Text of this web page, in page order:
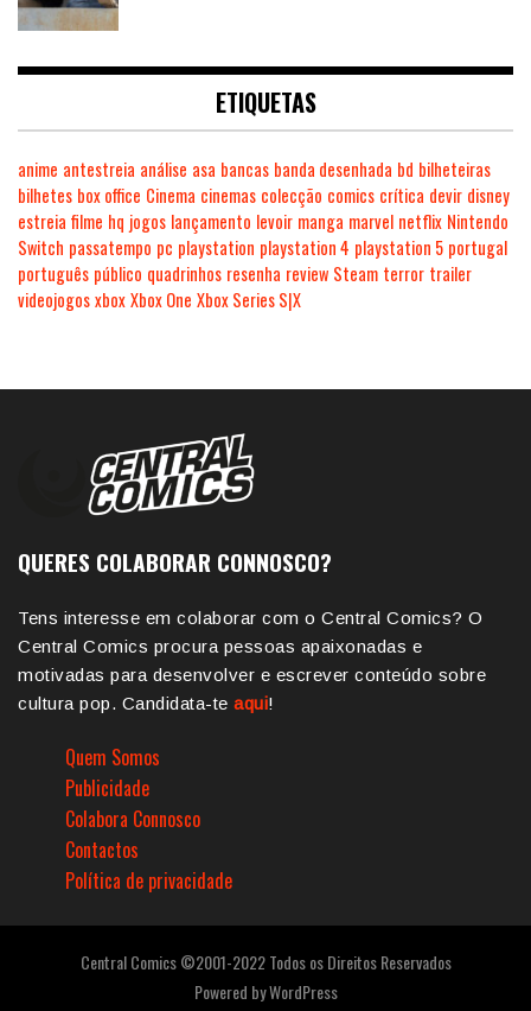
ETIQUETAS
anime antestreia análise asa bancas banda desenhada bd bilheteiras
bilhetes box office Cinema cinemas colecção comics crítica devir disney
estreia filme hq jogos lançamento levoir manga marvel netflix Nintendo
Switch passatempo pc playstation playstation 4 playstation 5 portugal
português público quadrinhos resenha review Steam terror trailer
videojogosxboxXbox One Xbox Series S|X
QUERES COLABORAR CONNOSCO?
Tens interesse em colaborar com o Central Comics? O
Central Comics procura pessoas apaixonadas e
motivadas para desenvolver e escrever conteúdo sobre
cultura pop. Candidata-te aqui!
Quem Somos
Publicidade
Colabora Connosco
Contactos
Política de privacidade
Central Comics ©2001-2022 Todos os Direitos Reservados
Powered byWordPress